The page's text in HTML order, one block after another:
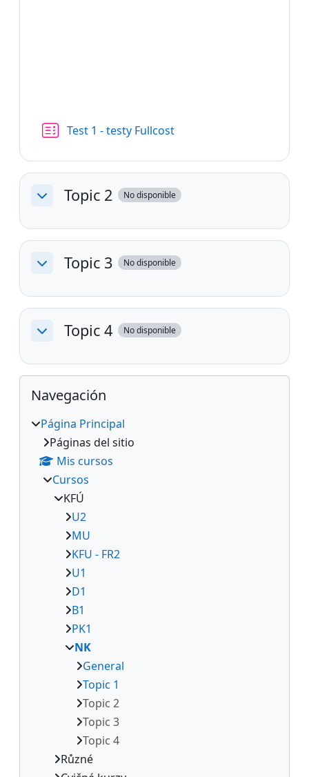
Test 1 - testy FullcostCuestionario
ColapsarTopic 2 No disponible
ColapsarTopic 3 No disponible
ColapsarTopic 4 No disponible
Bloques
Salta Navegación
Navegación
Página Principal
Páginas del sitio
Mis cursos
Cursos
KFÚ
U2
MU
KFU - FR2
U1
D1
B1
PK1
NK
General
Topic 1
Topic 2
Topic 3
Topic 4
Různé